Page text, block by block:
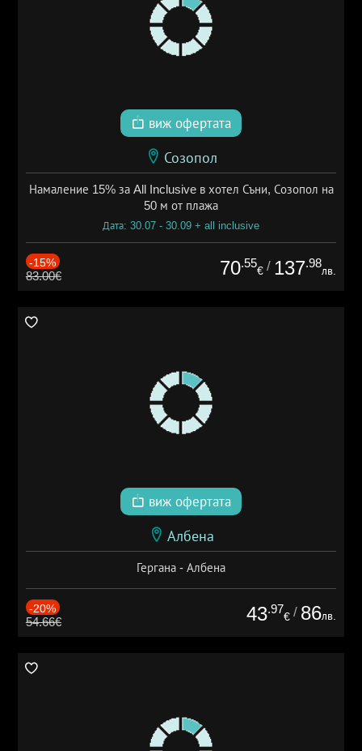
виж офертата
Созопол
Намаление 15% за All Inclusive в хотел Съни, Созопол на
50 м от плажа
Дата: 30.07 - 30.09 + all inclusive
-15%
83.00€ 70.55
€ / 137.98
лв.
виж офертата
Албена
Гергана - Албена
-20%
54.66€ 43.97
€ / 86лв.